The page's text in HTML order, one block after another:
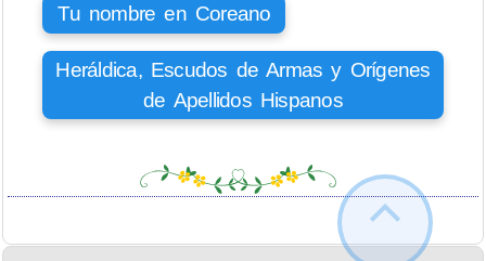
Tu nombre en Coreano
Heráldica, Escudos de Armas y Orígenes
de Apellidos Hispanos